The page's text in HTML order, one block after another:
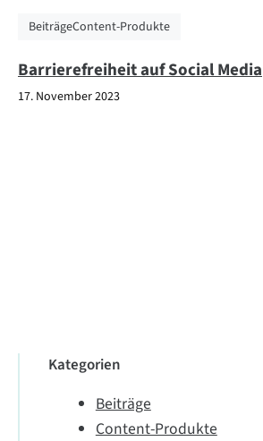
BeiträgeContent-Produkte
Barrierefreiheit auf Social Media
17. November 2023
Kategorien
Beiträge
Content-Produkte